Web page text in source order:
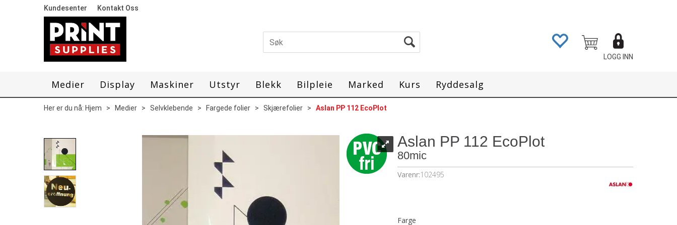
Kundesenter Kontakt Oss
LOGG INN
Medier Display Maskiner Utstyr Blekk Bilpleie Marked Kurs Ryddesalg
Her er du nå: Hjem > Medier > Selvklebende > Fargede folier > Skjærefolier > Aslan PP 112 EcoPlot
Aslan PP 112 EcoPlot
80mic
Varenr:102495
Farge